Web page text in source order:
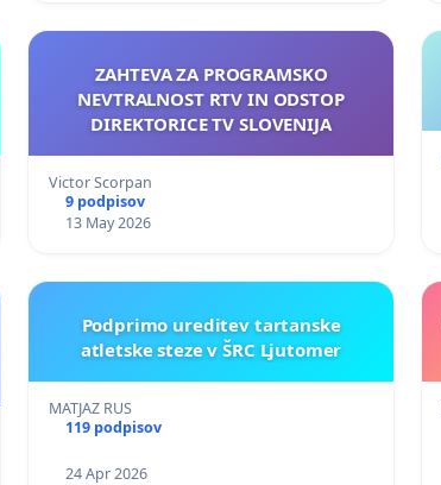
ZAHTEVA ZA PROGRAMSKO
NEVTRALNOST RTV IN ODSTOP
DIREKTORICE TV SLOVENIJA
Victor Scorpan
9 podpisov
13 May 2026
Podprimo ureditev tartanske
atletske steze v ŠRC Ljutomer
MATJAZ RUS
119 podpisov
24 Apr 2026